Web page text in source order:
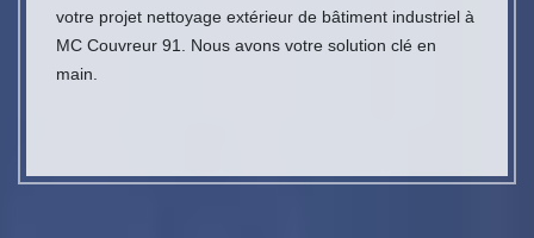
votre projet nettoyage extérieur de bâtiment industriel à
MC Couvreur 91. Nous avons votre solution clé en
main.